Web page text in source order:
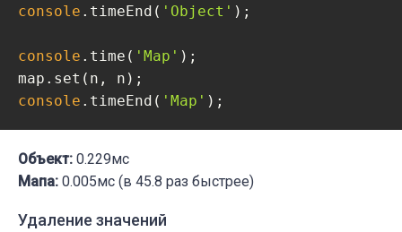
console .timeEnd( 'Object' );
console .time( 'Map' );
console .timeEnd( 'Map' );
Объект: 0.229мс
Мапа: 0.005мс (в 45.8 раз быстрее)
Удаление значений